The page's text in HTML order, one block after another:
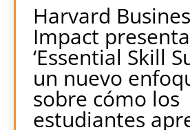
Harvard
Impact presenta
‘Essential Skill
un nuevo
sobre cómo los
estudiantes